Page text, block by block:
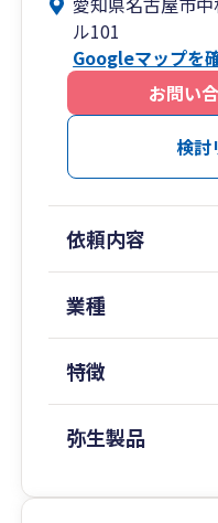
■税金計算だけじゃ
経営者をサポート！
〇お陰様で、お客様
をいただいておりま
〇ダイレクト納付
〇数字で語りたい
お客様に仕事を楽
れる仲間を幸せにし
ております。
存在である税理士
客様にとっての魅力
ました。
ル101
Googleマップを
お問い
検討
依頼内容
業種
特徴
弥生製品